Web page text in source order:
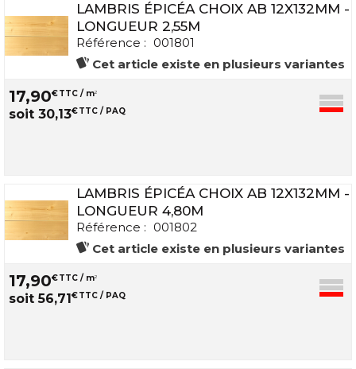
LAMBRIS ÉPICÉA CHOIX AB 12X132MM -
LONGUEUR 2,55M
Référence : 001801
Cet article existe en plusieurs variantes
17,90€TTC / m2
soit 30,13€TTC / PAQ
LAMBRIS ÉPICÉA CHOIX AB 12X132MM -
LONGUEUR 4,80M
Référence : 001802
Cet article existe en plusieurs variantes
17,90€TTC / m2
soit56,71 €TTC / PAQ